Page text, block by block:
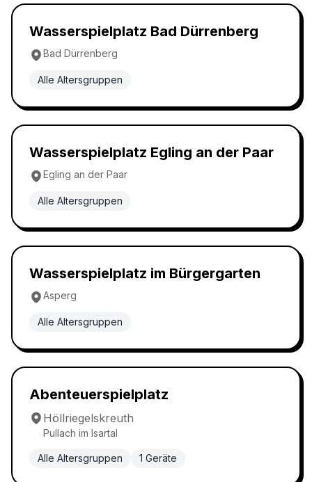
Wasserspielplatz
Wasserspielplatz Bad Dürrenberg
Bad Dürrenberg
Alle Altersgruppen
Wasserspielplatz 5.0
Wasserspielplatz Egling an der Paar
Egling an der Paar
Alle Altersgruppen
Wasserspielplatz
Wasserspielplatz im Bürgergarten
Asperg
Alle Altersgruppen
Abenteuerspielplatz
Abenteuerspielplatz
Höllriegelskreuth
Pullach im Isartal
Alle Altersgruppen 1 Geräte